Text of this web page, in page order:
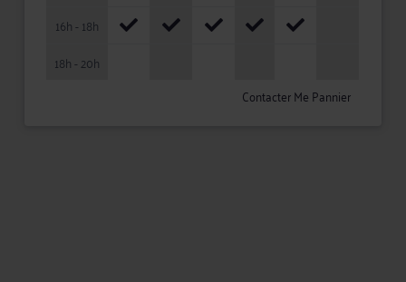
16h - 18h
18h - 20h
Contacter Me Pannier